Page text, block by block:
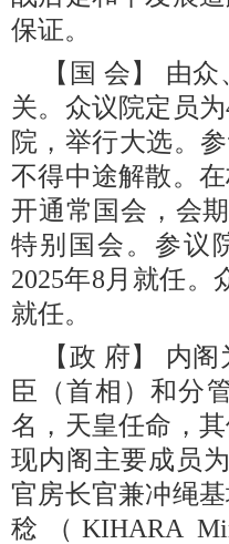
保证。
【国 会】 由
关。众议院定员
院，举行大选。
不得中途解散。
开通常国会，会
特别国会。参议
2025年8月就任。
就任。
【政 府】 内
臣（首相）和分
名，天皇任命，
现内阁主要成员
官房长官兼冲绳
稔（KIHARA